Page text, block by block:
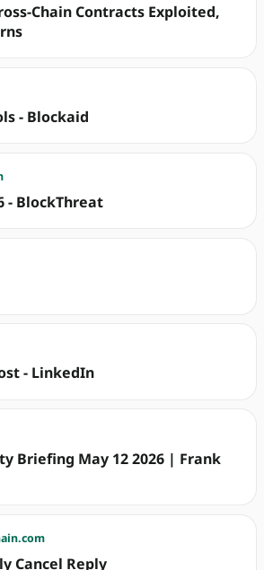
Chain Contracts Exploited,
- Blockaid
- BlockThreat
- LinkedIn
Briefing May 12 2026 | Frank
Cancel Reply